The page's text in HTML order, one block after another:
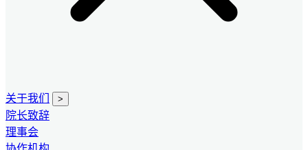
关于我们 >
院长致辞
理事会